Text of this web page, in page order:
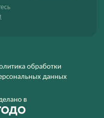
обработки
данных
в